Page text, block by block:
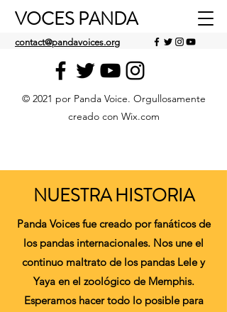
VOCES PANDA
contact@pandavoices.org
© 2021 por Panda Voice. Orgullosamente
creado con Wix.com
NUESTRA HISTORIA
Panda Voices fue creado por fanáticos de
los pandas internacionales. Nos une el
continuo maltrato de los pandas Lele y
Yaya en el zoológico de Memphis.
Esperamos hacer todo lo posible para